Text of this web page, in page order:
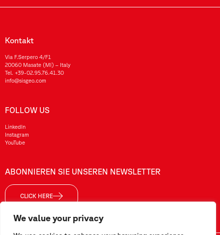
We value your privacy
Kontakt
Via F.Serpero 4/F1
20060 Masate (MI) – Italy
Tel. +39-02.95.76.41.30
info@sisgeo.com
FOLLOW US
LinkedIn
Instagram
YouTube
ABONNIEREN SIE UNSEREN NEWSLETTER
CLICK HERE